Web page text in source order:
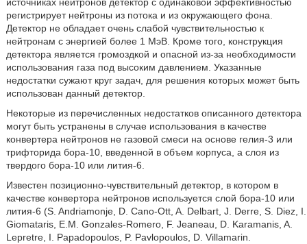
регистрирует нейтроны из потока и из окружающего фона.
Детектор не обладает очень слабой чувствительностью к
нейтронам с энергией более 1 МэВ. Кроме того, конструкция
детектора является громоздкой и опасной из-за необходимости
использования газа под высоким давлением. Указанные
недостатки сужают круг задач, для решения которых может быть
использован данный детектор.
Некоторые из перечисленных недостатков описанного детектора
могут быть устранены в случае использования в качестве
конвертера нейтронов не газовой смеси на основе гелия-3 или
трифторида бора-10, введенной в объем корпуса, а слоя из
твердого бора-10 или лития-6.
Известен позиционно-чувствительный детектор, в котором в
качестве конвертора нейтронов используется слой бора-10 или
лития-6 (S. Andriamonje, D. Cano-Ott, A. Delbart, J. Derre, S. Diez, I.
Giomataris, E.M. Gonzales-Romero, F. Jeaneau, D. Karamanis, A.
Lepretre, I. Papadopoulos, P. Pavlopoulos, D. Villamarin.